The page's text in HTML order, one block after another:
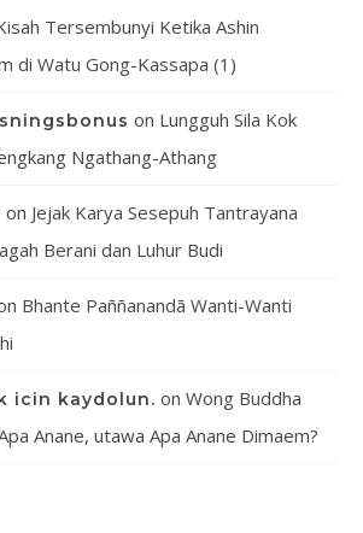
Tersembunyi Ketika Ashin
di Watu Gong-Kassapa (1)
on Lungguh Sila Kok
Ngathang-Athang
on Jejak Karya Sesepuh Tantrayana
Berani dan Luhur Budi
Bhante Paññanandā Wanti-Wanti
icin kaydolun. on Wong Buddha
Anane, utawa Apa Anane Dimaem?